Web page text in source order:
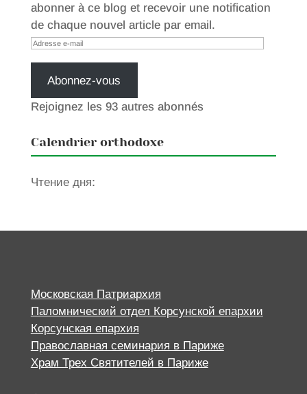
abonner à ce blog et recevoir une notification
de chaque nouvel article par email.
Adresse
mailAbonnez-vous
Rejoignez les 93 autres abonnés
Calendrier orthodoxe
Чтение дня:
Московская Патриархия
Паломнический отдел Корсунской епархии
Корсунская епархия
Православная семинария в Париже
Храм Трех Святителей в Париже